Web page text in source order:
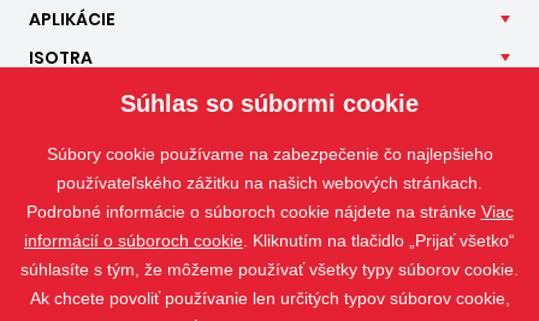
APLIKÁCIE
ISOTRA
Súhlas so súbormi cookie
Súbory cookie používame na zabezpečenie čo najlepšieho
používateľského zážitku na našich webových stránkach.
Podrobné informácie o súboroch cookie nájdete na stránke Viac
informácií o súboroch cookie . Kliknutím na tlačidlo „Prijať všetko“
súhlasíte s tým, že môžeme používať všetky typy súborov cookie.
Ak chcete povoliť používanie len určitých typov súborov cookie,